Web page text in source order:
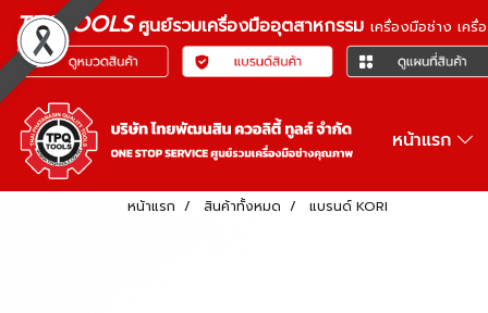
TPQTOOLSศูนย์รวมเครื่องมืออุตสาหกรรม เครื่องมือช่าง เค
หน้าแรก
หน้าแรก สินค้าทั้งหมด แบรนด์ KORI